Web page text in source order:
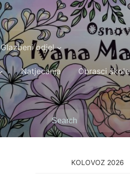
Glazbeni odjel
Natjecanja Obrasci škole
Search
for:
KOLOVOZ 2026